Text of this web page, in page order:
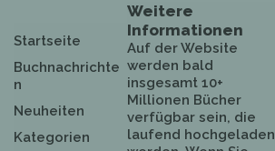
Startseite
Buchnachrichte
n
Neuheiten
Kategorien
Weitere
Informationen
Auf der Website
werden bald
insgesamt 10+
Millionen Bücher
verfügbar sein, die
laufend hochgeladen